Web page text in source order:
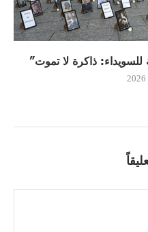
ذاكرة لا تموت”